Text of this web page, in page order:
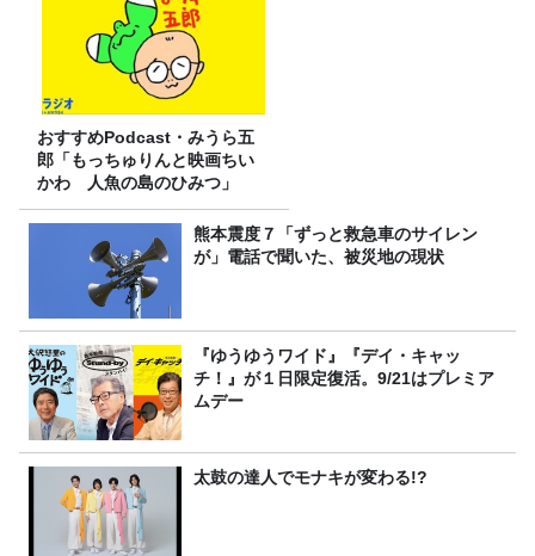
おすすめPodcast・みうら五
郎「もっちゅりんと映画ちい
かわ 人魚の島のひみつ」
熊本震度７「ずっと救急車のサイレン
が」電話で聞いた、被災地の現状
『ゆうゆうワイド』『デイ・キャッ
チ！』が１日限定復活。9/21はプレミア
ムデー
太鼓の達人でモナキが変わる!?